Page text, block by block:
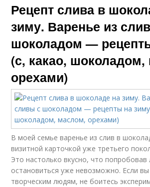
Рецепт слива в
зиму. Варенье из
шоколадом —
(с, какао,
орехами)
В моей семье варенье из слив в
визитной карточкой уже третьего
Это настолько вкусно, что попробовав
остановиться уже невозможно. Если
творческим людям, не боитесь